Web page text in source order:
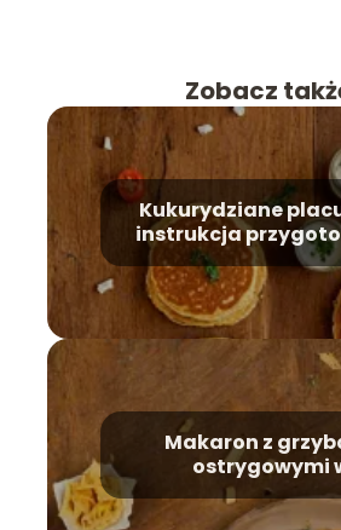
Zobacz
Kukurydziane
instrukcja
krok po kroku
Makaron z
ostrygowymi
pomidorowym
receptura